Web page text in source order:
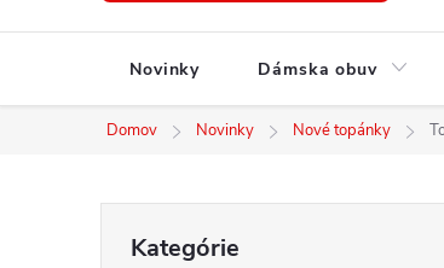
Novinky Dámska obuv
Domov Novinky Nové topánky
kategórie
Kategórie